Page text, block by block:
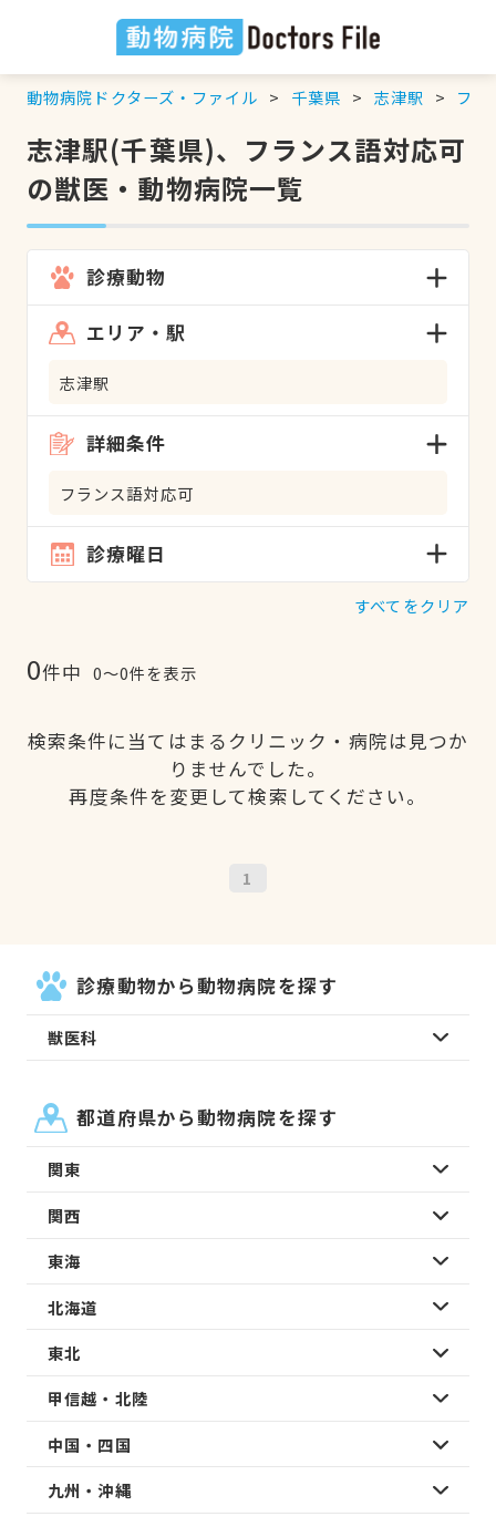
動物病院ドクターズ・ファイル 千葉県 志津駅 フラ
志津駅(千葉県)、フランス語対応可
の獣医・動物病院一覧
診療動物
エリア・駅
志津駅
詳細条件
フランス語対応可
診療曜日
すべてをクリア
0件中 0〜0件を表示
検索条件に当てはまるクリニック・病院は見つか
りませんでした。
再度条件を変更して検索してください。
1
診療動物から動物病院を探す
獣医科
都道府県から動物病院を探す
関東
関西
東海
北海道
東北
甲信越・北陸
中国・四国
九州・沖縄